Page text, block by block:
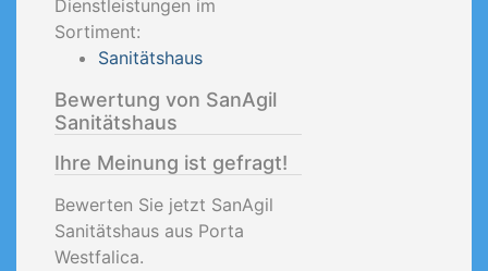
Dienstleistungen im
Sortiment:
Sanitätshaus
Bewertung von SanAgil
Sanitätshaus
Ihre Meinung ist gefragt!
Bewerten Sie jetzt SanAgil
Sanitätshaus aus Porta
Westfalica.